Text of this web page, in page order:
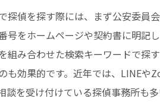
探偵を探す際には、まず公安委員
号をホームページや契約書に明記
組み合わせた検索キーワードで探
も効果的です。近年では、LINEや
談を受け付けている探偵事務所も